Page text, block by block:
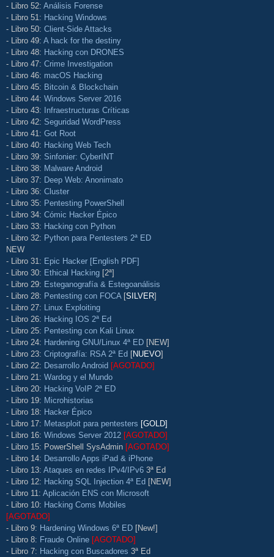
- Libro 52: Análisis Forense
- Libro 51: Hacking Windows
- Libro 50: Client-Side Attacks
- Libro 49: A hack for the destiny
- Libro 48: Hacking con DRONES
- Libro 47: Crime Investigation
- Libro 46: macOS Hacking
- Libro 45: Bitcoin & Blockchain
- Libro 44: Windows Server 2016
- Libro 43: Infraestructuras Críticas
- Libro 42: Seguridad WordPress
- Libro 41: Got Root
- Libro 40: Hacking Web Tech
- Libro 39: Sinfonier: CyberINT
- Libro 38: Malware Android
- Libro 37: Deep Web: Anonimato
- Libro 36: Cluster
- Libro 35: Pentesting PowerShell
- Libro 34: Cómic Hacker Épico
- Libro 33: Hacking con Python
- Libro 32: Python para Pentesters 2ª ED
NEW
- Libro 31: Epic Hacker [English PDF]
- Libro 30: Ethical Hacking [2ª]
- Libro 29: Esteganografía & Estegoanálisis
- Libro 28: Pentesting con FOCA [SILVER]
- Libro 27: Linux Exploiting
- Libro 26: Hacking IOS 2ª Ed
- Libro 25: Pentesting con Kali Linux
- Libro 24: Hardening GNU/Linux 4ª ED [NEW]
- Libro 23: Criptografía: RSA 2ª Ed [NUEVO]
- Libro 22: Desarrollo Android [AGOTADO]
- Libro 21: Wardog y el Mundo
- Libro 20: Hacking VoIP 2ª ED
- Libro 19: Microhistorias
- Libro 18: Hacker Épico
- Libro 17: Metasploit para pentesters [GOLD]
- Libro 16: Windows Server 2012 [AGOTADO]
- Libro 15: PowerShell SysAdmin [AGOTADO]
- Libro 14: Desarrollo Apps iPad & iPhone
- Libro 13: Ataques en redes IPv4/IPv6 3ª Ed
- Libro 12: Hacking SQL Injection 4ª Ed [NEW]
- Libro 11: Aplicación ENS con Microsoft
- Libro 10: Hacking Coms Mobiles
[AGOTADO]
- Libro 9: Hardening Windows 6ª ED [New!]
- Libro 8: Fraude Online [AGOTADO]
- Libro 7: Hacking con Buscadores 3ª Ed